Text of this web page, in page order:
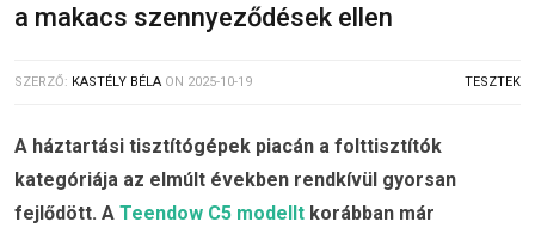
a makacs szennyeződések ellen
SZERZŐ: KASTÉLY BÉLA ON 2025-10-19 TESZTEK
A háztartási tisztítógépek piacán a folttisztítók
kategóriája az elmúlt években rendkívül gyorsan
fejlődött. A Teendow C5 modellt korábban már